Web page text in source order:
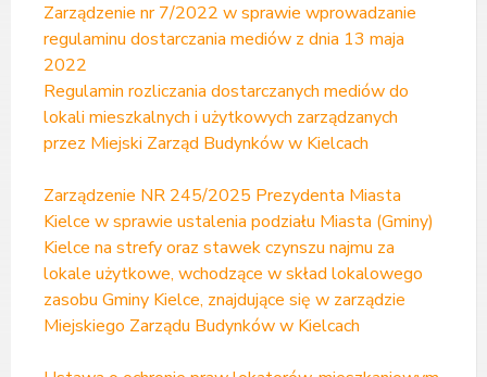
Zarządzenie nr 7/2022 w sprawie wprowadzanie
regulaminu dostarczania mediów z dnia 13 maja
2022
Regulamin rozliczania dostarczanych mediów do
lokali mieszkalnych i użytkowych zarządzanych
przez Miejski Zarząd Budynków w Kielcach
Zarządzenie NR 245/2025 Prezydenta Miasta
Kielce w sprawie ustalenia podziału Miasta (Gminy)
Kielce na strefy oraz stawek czynszu najmu za
lokale użytkowe, wchodzące w skład lokalowego
zasobu Gminy Kielce, znajdujące się w zarządzie
Miejskiego Zarządu Budynków w Kielcach